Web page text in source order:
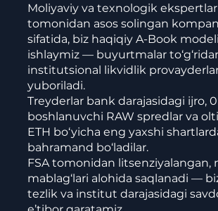
Moliyaviy va texnologik ekspertlar
tomonidan asos solingan
sifatida, biz haqiqiy A-Book
ishlaymiz — buyurtmalar
institutsional likvidlik
yuboriladi.
Treyderlar bank darajasidagi ijro,
boshlanuvchi RAW spredlar va
ETH bo‘yicha eng yaxshi
bahramand bo‘ladilar.
FSA tomonidan litsenziyalangan,
mablag‘lari alohida saqlanadi —
tezlik va institut darajasidagi